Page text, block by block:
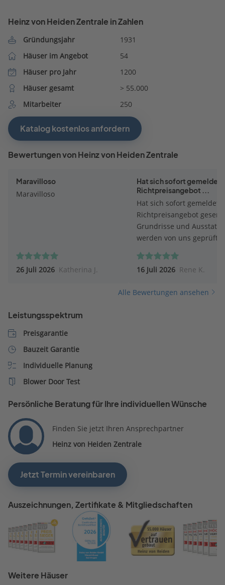
Heinz von Heiden Zentrale in Zahlen
Gründungsjahr
1931
Häuser im Angebot
54
Häuser pro Jahr
1200
Häuser gesamt
> 55.000
Mitarbeiter
250
Katalog kostenlos anfordern
Bewertungen von Heinz von Heiden Zentrale
Maravilloso
Maravilloso
26 Juli 2026 Katherina J.
Hat sich sofort gemeldet.
Richtpreisangebot ...
Hat sich sofort gemeldet.
Richtpreisangebot
Grundrisse und
werden von uns geprüft.
16 Juli 2026 Rene K.
Alle Bewertungen ansehen
Leistungsspektrum
Preisgarantie
Bauzeit Garantie
Individuelle Planung
Blower Door Test
Persönliche Beratung für Ihre individuellen Wünsche
Finden Sie jetzt Ihren Ansprechpartner
Heinz von Heiden Zentrale
Jetzt Termin vereinbaren
Auszeichnungen, Zertifikate & Mitgliedschaften
Weitere Häuser